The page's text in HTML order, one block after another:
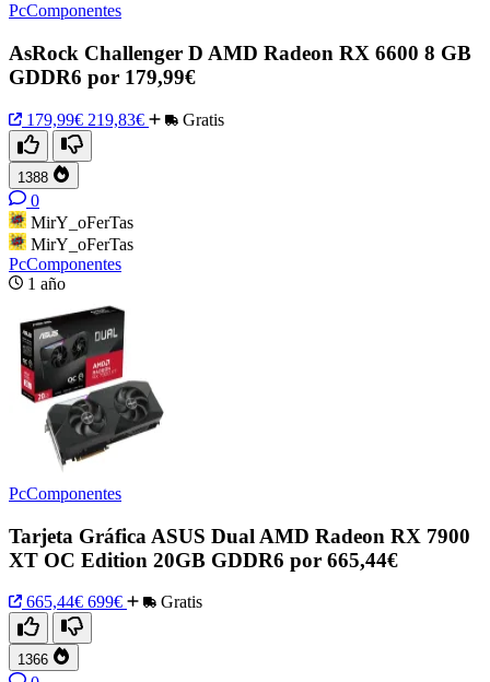
PcComponentes
AsRock Challenger D AMD Radeon RX 6600 8 GB
GDDR6 por 179,99€
179,99€ 219,83€ Gratis
1388
0
MirY_oFerTas
MirY_oFerTas
PcComponentes
1 año
PcComponentes
Tarjeta Gráfica ASUS Dual AMD Radeon RX 7900
XT OC Edition 20GB GDDR6 por 665,44€
665,44€ 699€ Gratis
1366